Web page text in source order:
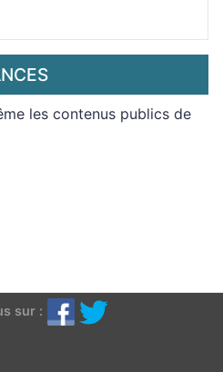
les contenus publics de
sur :